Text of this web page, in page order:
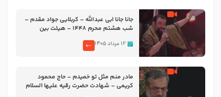
جانا جانا ابی عبدالله – کربلایی جواد مقدم –
شب هشتم محرم 1448 – هیئت بین
۱۲ مرداد ۱۴۰۵
مادر منم مثل تو خمیدم – حاج محمود
کریمی – شهادت حضرت رقیه علیها السلام